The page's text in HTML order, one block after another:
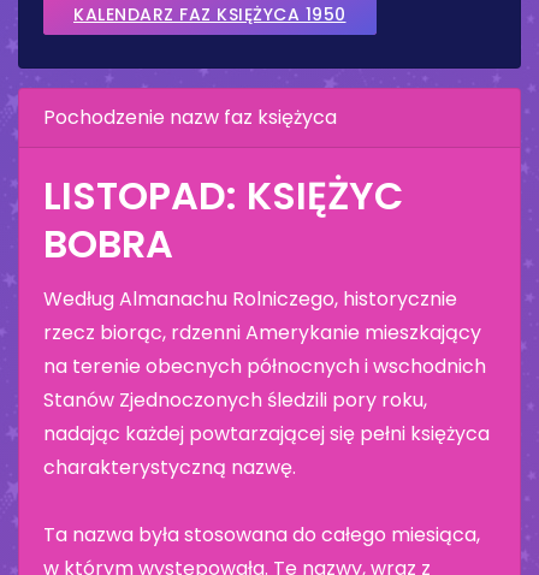
KALENDARZ FAZ KSIĘŻYCA 1950
Pochodzenie nazw faz księżyca
LISTOPAD: KSIĘŻYC
BOBRA
Według Almanachu Rolniczego, historycznie
rzecz biorąc, rdzenni Amerykanie mieszkający
na terenie obecnych północnych i wschodnich
Stanów Zjednoczonych śledzili pory roku,
nadając każdej powtarzającej się pełni księżyca
charakterystyczną nazwę.
Ta nazwa była stosowana do całego miesiąca,
w którym występowała. Te nazwy, wraz z